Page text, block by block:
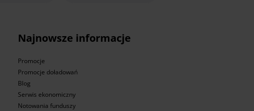
Najnowsze informacje
Promocje
Promocje doładowań
Blog
Serwis ekonomiczny
Notowania funduszy